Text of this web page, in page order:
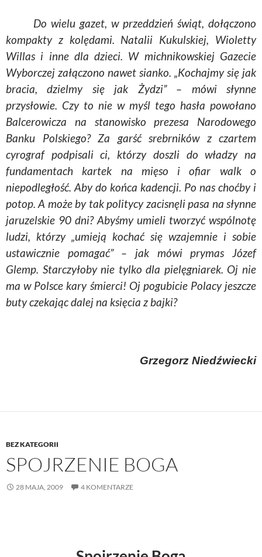
Do wielu gazet, w przeddzień świąt, dołączono
kompakty z kolędami. Natalii Kukulskiej, Wioletty
Willas i inne dla dzieci. W michnikowskiejGazecie
Wyborczej załączono nawet sianko. „Kochajmy się jak
bracia, dzielmy się jak Żydzi” – mówi słynne
przysłowie. Czy to nie w myśl tego hasła powołano
Balcerowicza na stanowisko prezesa Narodowego
Banku Polskiego? Za garść srebrników z czartem
cyrograf podpisali ci, którzy doszli do władzy na
fundamentach kartek na mięso i ofiar walk o
niepodległość. Aby do końca kadencji. Po nas choćby i
potop. A może by tak politycy zacisnęli pasa na słynne
jaruzelskie 90 dni? Abyśmy umieli tworzyć wspólnotę
ludzi, którzy „umieją kochać się wzajemnie i sobie
ustawicznie pomagać” – jak mówi prymas Józef
Glemp. Starczyłoby nie tylko dla pielęgniarek. Oj nie
ma w Polsce kary śmierci! Oj pogubicie Polacy jeszcze
buty czekając dalej na księcia z bajki?
Grzegorz Niedźwiecki
BEZ KATEGORII
SPOJRZENIE BOGA
28 MAJA, 2009 4 KOMENTARZE